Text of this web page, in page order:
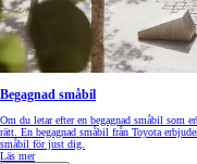
Begagnad småbil
Om du letar efter en begagnad småbil som
rätt. En begagnad småbil från Toyota
småbil för just dig.
Läs mer